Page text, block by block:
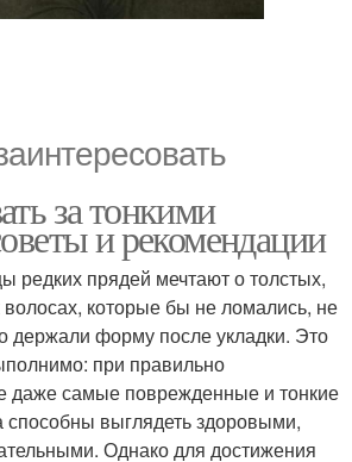
за тонкими
и рекомендации
редких прядей мечтают о толстых,
которые бы не ломались, не
держали форму после укладки. Это
при правильно
даже самые поврежденные и тонкие
выглядеть здоровыми,
Однако для достижения